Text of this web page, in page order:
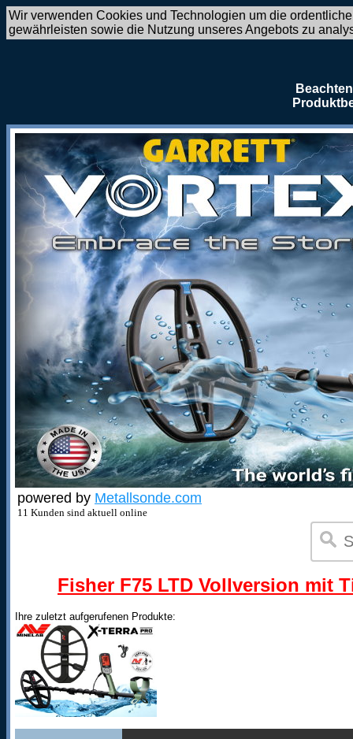
Wir verwenden Cookies und Technologien um die
gewährleisten sowie die Nutzung unseres Angebots zu
powered by Metallsonde.com
11 Kunden sind aktuell online
Fisher F75 LTD Vollversion mit
Ihre zuletzt aufgerufenen Produkte: